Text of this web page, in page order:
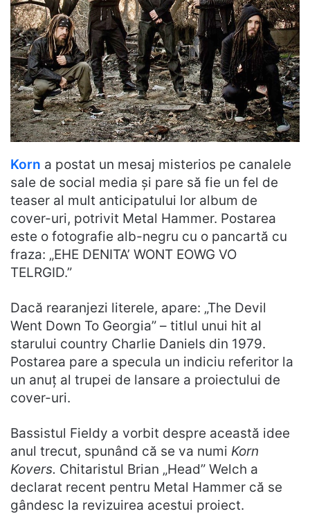
Korn a postat un mesaj misterios pe canalele
sale de social media și pare să fie un fel de
teaser al mult anticipatului lor album de
cover-uri, potrivit Metal Hammer. Postarea
este o fotografie alb-negru cu o pancartă cu
fraza: „EHE DENITA’ WONT EOWG VO
TELRGID.”
Dacă rearanjezi literele, apare: „The Devil
Went Down To Georgia” – titlul unui hit al
starului country Charlie Daniels din 1979.
Postarea pare a specula un indiciu referitor la
un anuț al trupei de lansare a proiectului de
cover-uri.
Bassistul Fieldy a vorbit despre această idee
anul trecut, spunând că se va numi Korn
Kovers. Chitaristul Brian „Head” Welch a
declarat recent pentru Metal Hammer că se
gândesc la revizuirea acestui proiect.